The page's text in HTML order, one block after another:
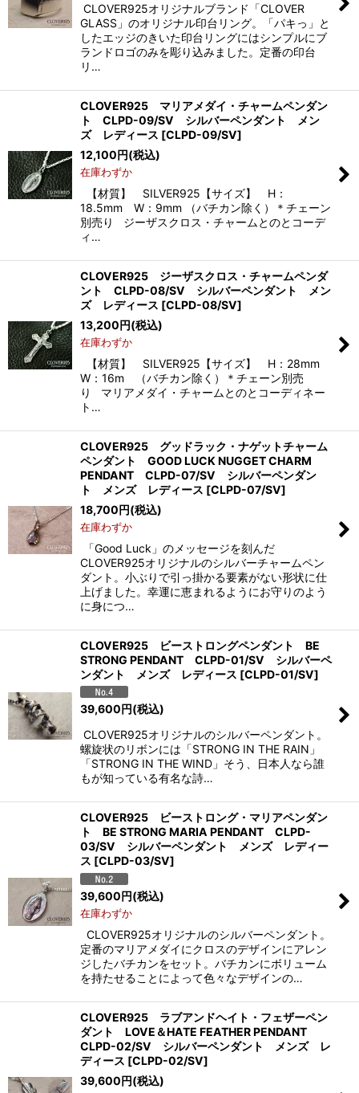
CLOVER925オリジナルブランド「CLOVER
GLASS」のオリジナル印台リング。「パキっ」と
したエッジのきいた印台リングにはシンプルにブ
ランドロゴのみを彫り込みました。定番の印台
リ…
CLOVER925 マリアメダイ・チャームペンダン
ト CLPD-09/SV シルバーペンダント メン
ズ レディース [CLPD-09/SV]
12,100円(税込)
在庫わずか
【材質】 SILVER925【サイズ】 H：
18.5mm W：9mm （バチカン除く）＊チェーン
別売り ジーザスクロス・チャームとのとコーデ
ィ…
CLOVER925 ジーザスクロス・チャームペンダ
ント CLPD-08/SV シルバーペンダント メン
ズ レディース [CLPD-08/SV]
13,200円(税込)
在庫わずか
【材質】 SILVER925【サイズ】 H：28mm
W：16m （バチカン除く）＊チェーン別売
り マリアメダイ・チャームとのとコーディネー
ト…
CLOVER925 グッドラック・ナゲットチャーム
ペンダント GOOD LUCK NUGGET CHARM
PENDANT CLPD-07/SV シルバーペンダン
ト メンズ レディース [CLPD-07/SV]
18,700円(税込)
在庫わずか
「Good Luck」のメッセージを刻んだ
CLOVER925オリジナルのシルバーチャームペン
ダント。小ぶりで引っ掛かる要素がない形状に仕
上げました。幸運に恵まれるようにお守りのよう
に身につ…
CLOVER925 ビーストロングペンダント BE
STRONG PENDANT CLPD-01/SV シルバーペ
ンダント メンズ レディース [CLPD-01/SV]
39,600円(税込)
CLOVER925オリジナルのシルバーペンダント。
螺旋状のリボンには「STRONG IN THE RAIN」
「STRONG IN THE WIND」そう、日本人なら誰
もが知っている有名な詩…
CLOVER925 ビーストロング・マリアペンダン
ト BE STRONG MARIA PENDANT CLPD-
03/SV シルバーペンダント メンズ レディー
ス [CLPD-03/SV]
39,600円(税込)
在庫わずか
CLOVER925オリジナルのシルバーペンダント。
定番のマリアメダイにクロスのデザインにアレン
ジしたバチカンをセット。バチカンにボリューム
を持たせることによって色々なデザインの…
CLOVER925 ラブアンドヘイト・フェザーペン
ダント LOVE＆HATE FEATHER PENDANT
CLPD-02/SV シルバーペンダント メンズ レ
ディース [CLPD-02/SV]
39,600円(税込)